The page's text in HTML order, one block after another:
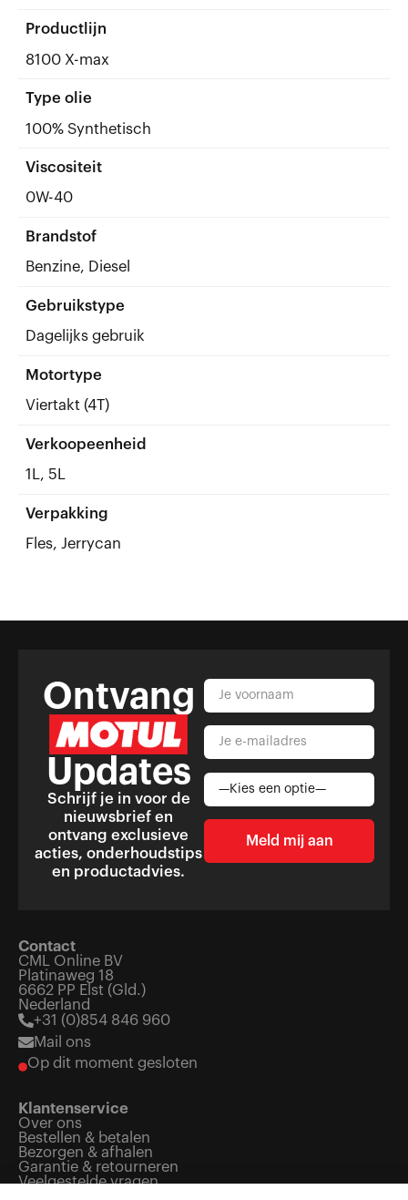
Productlijn
8100 X-max
Type olie
100% Synthetisch
Viscositeit
0W-40
Brandstof
Benzine, Diesel
Gebruikstype
Dagelijks gebruik
Motortype
Viertakt (4T)
Verkoopeenheid
1L, 5L
Verpakking
Fles, Jerrycan
Ontvang
Updates
Schrijf je in voor de
nieuwsbrief en
ontvang exclusieve
acties, onderhoudstips
en productadvies.
Contact
CML Online BV
Platinaweg 18
6662 PP Elst (Gld.)
Nederland
+31 (0)854 846 960
Mail ons
Op dit moment gesloten
Klantenservice
Over ons
Bestellen & betalen
Bezorgen & afhalen
Garantie & retourneren
Veelgestelde vragen